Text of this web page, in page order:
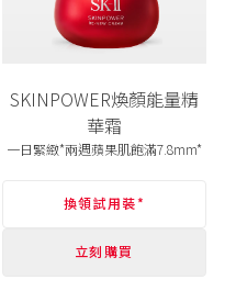
SKINPOWER煥顏能量精
華霜
一日緊緻*兩週蘋果肌飽滿7.8mm*
換領試用裝*
立刻購買